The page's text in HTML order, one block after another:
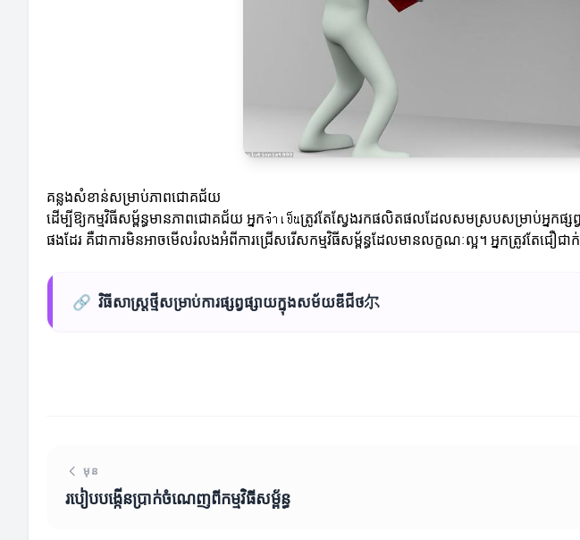
គន្លងសំខាន់សម្រាប់ភាពជោគជ័យ
ដើម្បីឱ្យកម្មវិធីសម្ព័ន្ធមានភាពជោគជ័យ អ្នកจำเป็นត្រូវតែស្វែងរកផលិតផលដែលសមស្របសម្រាប់អ្
ផងដែរ គឺជាការមិនអាចមើលរំលងអំពីការជ្រើសរើសកម្មវិធីសម្ព័ន្ធដែលមានលក្ខណៈល្អ។ អ្នកត្រូវតែជឿជាក់
🔗 វិធីសាស្ត្រថ្មីសម្រាប់ការផ្សព្វផ្សាយក្នុងសម័យឌីជីថ尔
មុន
របៀបបង្កើនប្រាក់ចំណេញពីកម្មវិធីសម្ព័ន្ធ